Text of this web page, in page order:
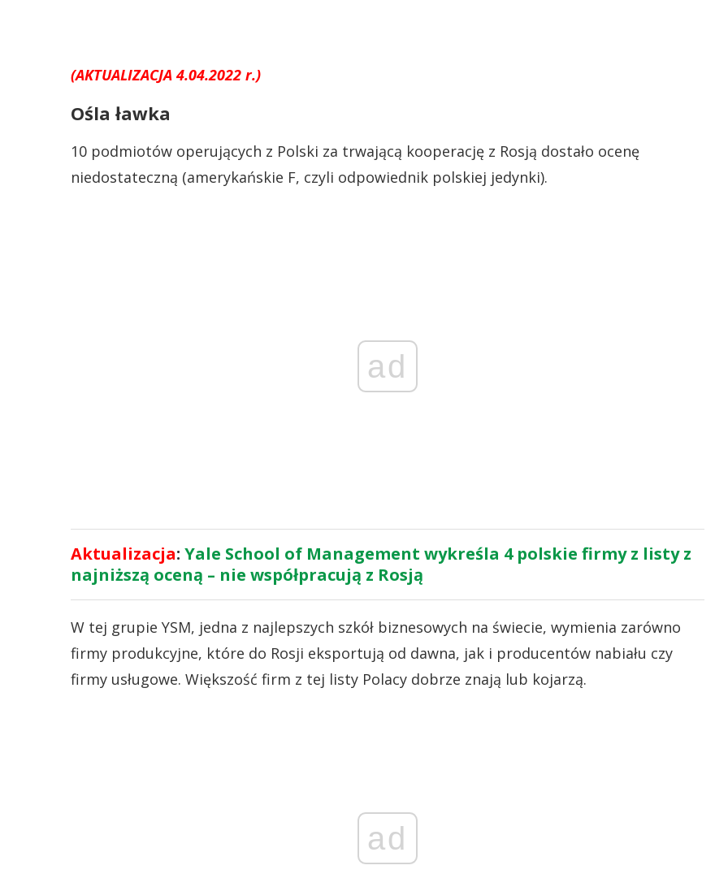
(AKTUALIZACJA 4.04.2022 r.)
Ośla ławka
10 podmiotów operujących z Polski za trwającą kooperację z Rosją dostało ocenę
niedostateczną (amerykańskie F, czyli odpowiednik polskiej jedynki).
ad
Aktualizacja: Yale School of Management wykreśla 4 polskie firmy z listy z
najniższą oceną – nie współpracują z Rosją
W tej grupie YSM, jedna z najlepszych szkół biznesowych na świecie, wymienia zarówno
firmy produkcyjne, które do Rosji eksportują od dawna, jak i producentów nabiału czy
firmy usługowe. Większość firm z tej listy Polacy dobrze znają lub kojarzą.
ad